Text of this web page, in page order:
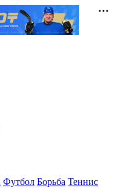
Футбол Борьба Теннис